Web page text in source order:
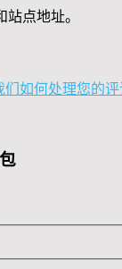
点地址。
们如何处理您的